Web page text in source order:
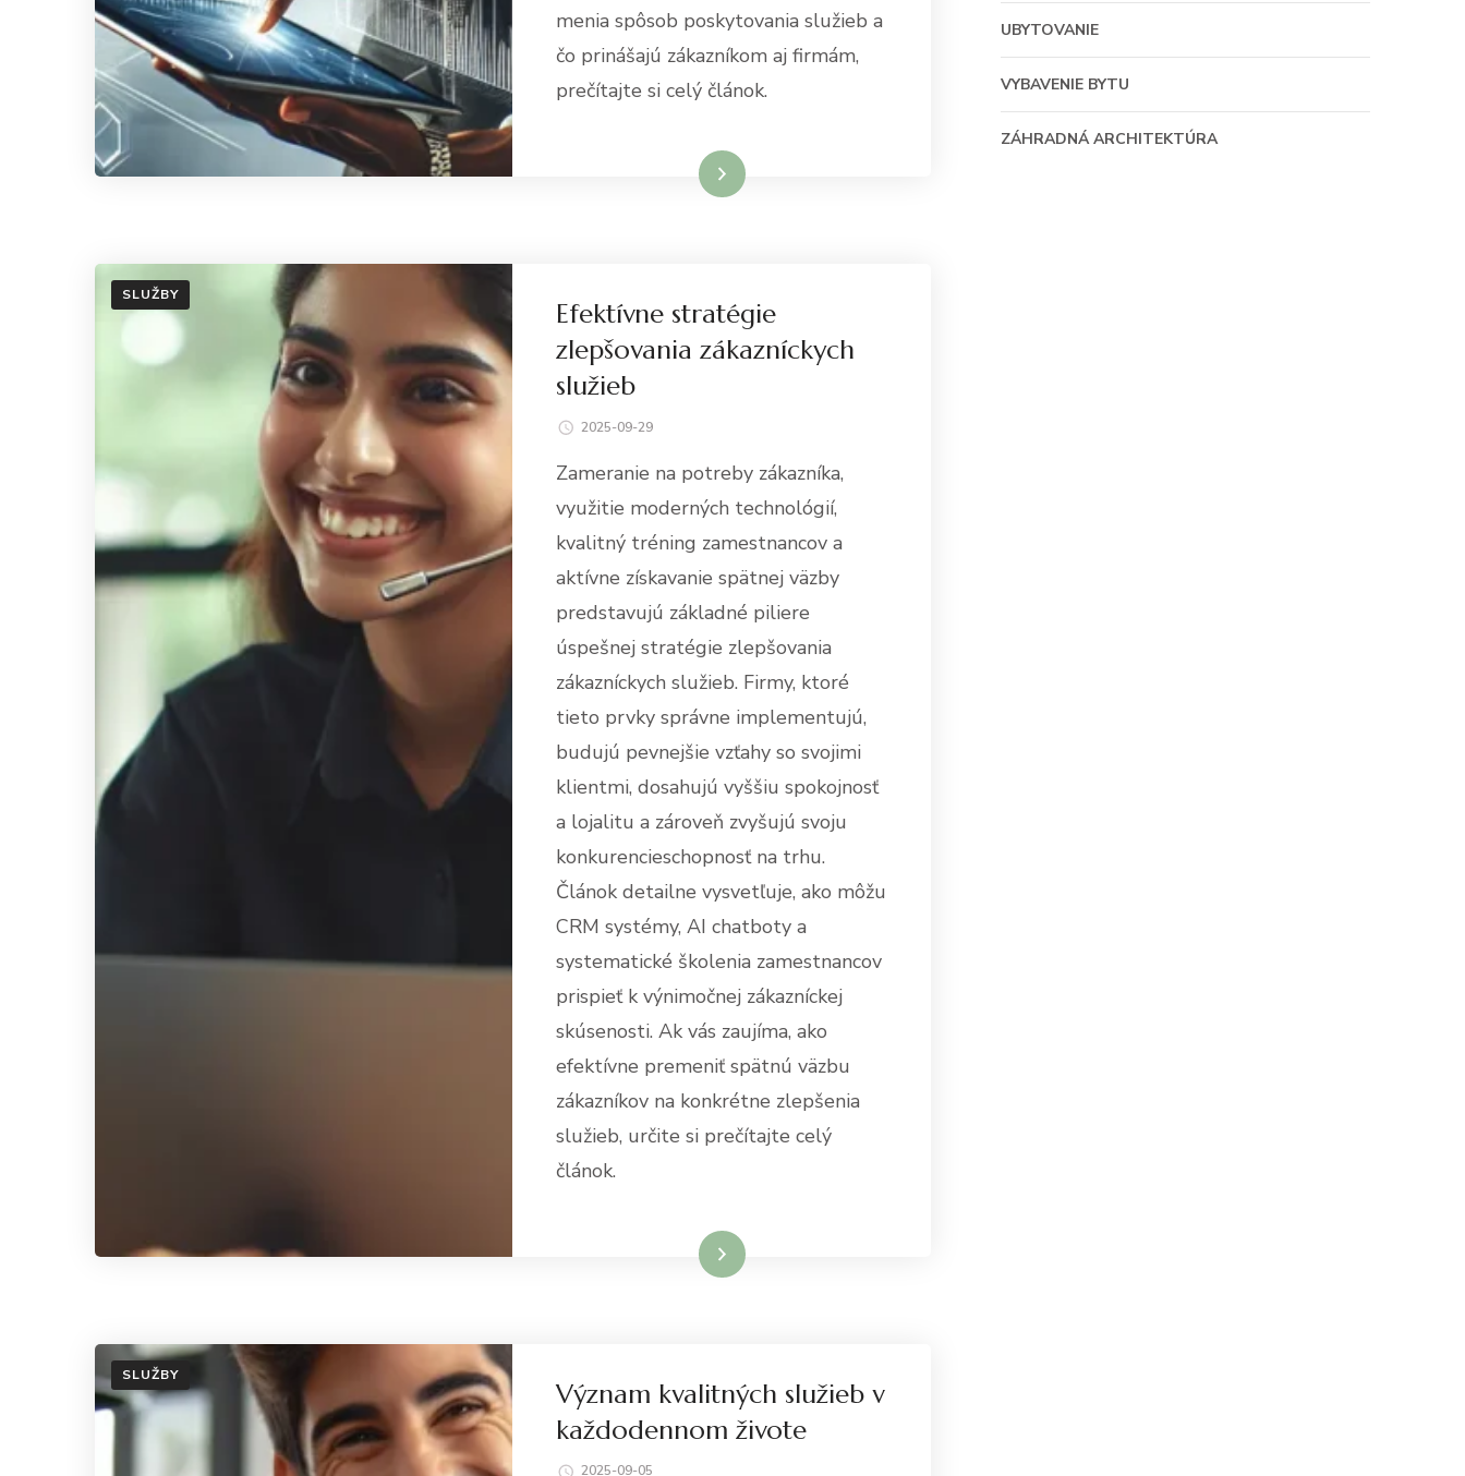
menia spôsob poskytovania služieb a
čo prinášajú zákazníkom aj firmám,
prečítajte si celý článok.
Dowiedz się więcej
SLUŽBY
Efektívne stratégie
zlepšovania zákazníckych
služieb
2025-09-29
Zameranie na potreby zákazníka,
využitie moderných technológií,
kvalitný tréning zamestnancov a
aktívne získavanie spätnej väzby
predstavujú základné piliere
úspešnej stratégie zlepšovania
zákazníckych služieb. Firmy, ktoré
tieto prvky správne implementujú,
budujú pevnejšie vzťahy so svojimi
klientmi, dosahujú vyššiu spokojnosť
a lojalitu a zároveň zvyšujú svoju
konkurencieschopnosť na trhu.
Článok detailne vysvetľuje, ako môžu
CRM systémy, AI chatboty a
systematické školenia zamestnancov
prispieť k výnimočnej zákazníckej
skúsenosti. Ak vás zaujíma, ako
efektívne premeniť spätnú väzbu
zákazníkov na konkrétne zlepšenia
služieb, určite si prečítajte celý
článok.
Dowiedz się więcej
SLUŽBY
Význam kvalitných služieb v
každodennom živote
2025-09-05
UBYTOVANIE
VYBAVENIE BYTU
ZÁHRADNÁ ARCHITEKTÚRA